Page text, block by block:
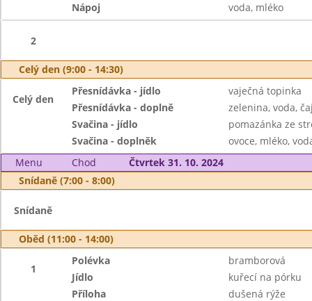
Nápoj
voda, mléko
2
Celý den (9:00 - 14:30)
Celý den
Přesnídávka - jídlo
vaječná topinka
Přesnídávka - doplně
zelenina, voda,
Svačina - jídlo
pomazánka ze
Svačina - doplněk
ovoce, mléko,
Menu
Chod
Čtvrtek 31. 10. 2024
Snídaně (7:00 - 8:00)
Snídaně
Oběd (11:00 - 14:00)
1
Polévka
bramborová
Jídlo
kuřecí na pórku
Příloha
dušená rýže